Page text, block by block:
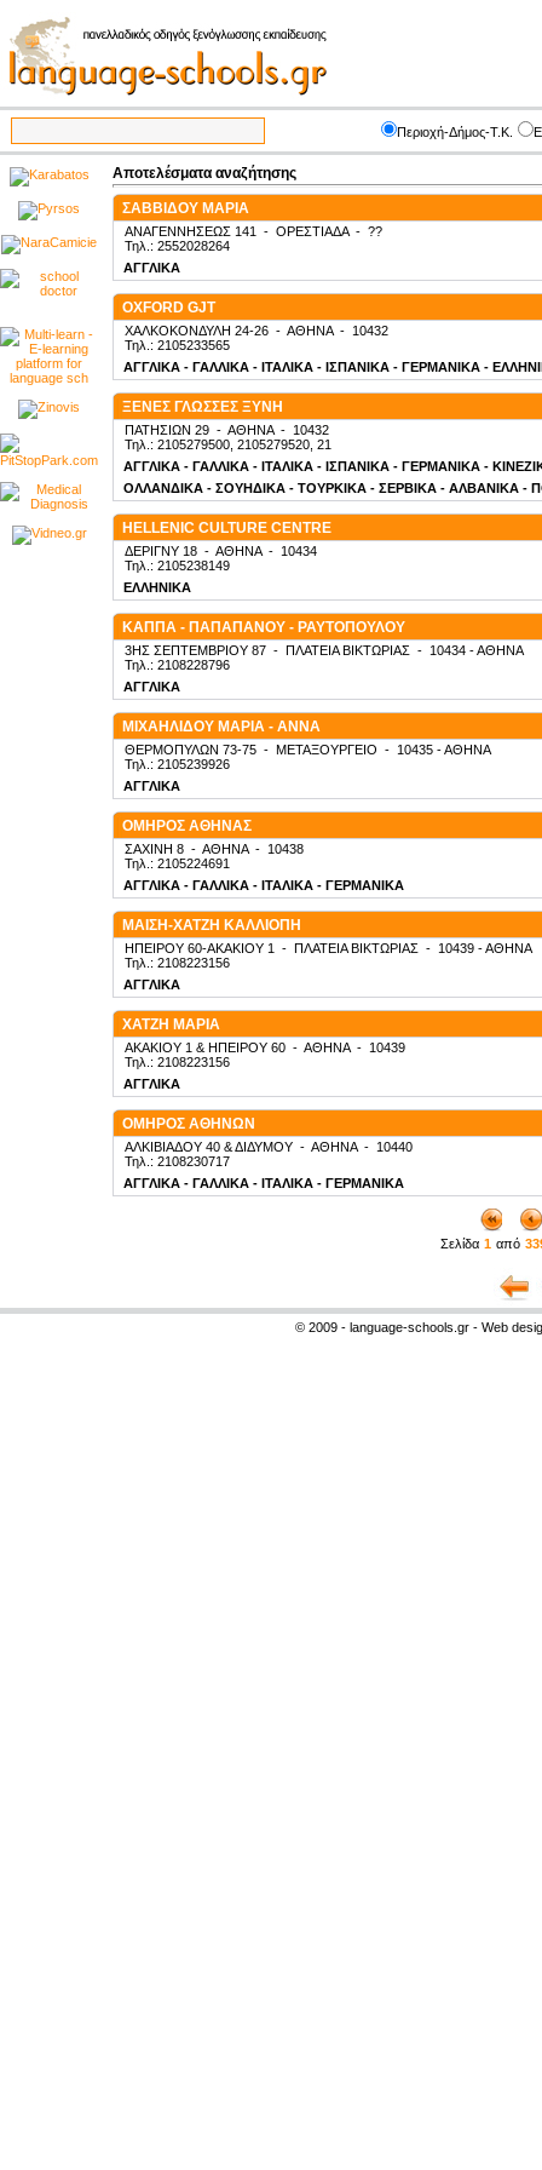
Περιοχή-Δήμος-Τ.Κ.
Αποτελέσματα αναζήτησης
ΣΑΒΒΙΔΟΥ ΜΑΡΙΑ
ΑΝΑΓΕΝΝΗΣΕΩΣ 141 - ΟΡΕΣΤΙΑΔΑ- ??
Τηλ.: 2552028264
ΑΓΓΛΙΚΑ
OXFORD GJT
ΧΑΛΚΟΚΟΝΔΥΛΗ 24-26 - ΑΘΗΝΑ- 10432
Τηλ.: 2105233565
ΑΓΓΛΙΚΑ - ΓΑΛΛΙΚΑ - ΙΤΑΛΙΚΑ - ΙΣΠΑΝΙΚΑ - ΓΕΡΜΑΝΙΚΑ -
ΞΕΝΕΣ ΓΛΩΣΣΕΣ ΞΥΝΗ
ΠΑΤΗΣΙΩΝ 29 - ΑΘΗΝΑ- 10432
Τηλ.: 2105279500, 2105279520, 21
ΑΓΓΛΙΚΑ - ΓΑΛΛΙΚΑ - ΙΤΑΛΙΚΑ - ΙΣΠΑΝΙΚΑ - ΓΕΡΜΑΝΙΚΑ -
ΟΛΛΑΝΔΙΚΑ - ΣΟΥΗΔΙΚΑ - ΤΟΥΡΚΙΚΑ - ΣΕΡΒΙΚΑ - ΑΛΒΑΝΙΚΑ -
HELLENIC CULTURE CENTRE
ΔΕΡΙΓΝΥ 18 - ΑΘΗΝΑ- 10434
Τηλ.: 2105238149
ΕΛΛΗΝΙΚΑ
ΚΑΠΠΑ - ΠΑΠΑΠΑΝΟΥ - ΡΑΥΤΟΠΟΥΛΟΥ
3ΗΣ ΣΕΠΤΕΜΒΡΙΟΥ 87 - ΠΛΑΤΕΙΑ ΒΙΚΤΩΡΙΑΣ - 10434 - ΑΘΗΝΑ
Τηλ.: 2108228796
ΑΓΓΛΙΚΑ
ΜΙΧΑΗΛΙΔΟΥ ΜΑΡΙΑ - ΑΝΝΑ
ΘΕΡΜΟΠΥΛΩΝ 73-75 - ΜΕΤΑΞΟΥΡΓΕΙΟ - 10435 - ΑΘΗΝΑ
Τηλ.: 2105239926
ΑΓΓΛΙΚΑ
ΟΜΗΡΟΣ ΑΘΗΝΑΣ
ΣΑΧΙΝΗ 8 - ΑΘΗΝΑ- 10438
Τηλ.: 2105224691
ΑΓΓΛΙΚΑ - ΓΑΛΛΙΚΑ - ΙΤΑΛΙΚΑ - ΓΕΡΜΑΝΙΚΑ
ΜΑΙΣΗ-ΧΑΤΖΗ ΚΑΛΛΙΟΠΗ
ΗΠΕΙΡΟΥ 60-ΑΚΑΚΙΟΥ 1 - ΠΛΑΤΕΙΑ ΒΙΚΤΩΡΙΑΣ - 10439 - ΑΘΗΝΑ
Τηλ.: 2108223156
ΑΓΓΛΙΚΑ
ΧΑΤΖΗ ΜΑΡΙΑ
ΑΚΑΚΙΟΥ 1 & ΗΠΕΙΡΟΥ 60 - ΑΘΗΝΑ- 10439
Τηλ.: 2108223156
ΑΓΓΛΙΚΑ
ΟΜΗΡΟΣ ΑΘΗΝΩΝ
ΑΛΚΙΒΙΑΔΟΥ 40 & ΔΙΔΥΜΟΥ - ΑΘΗΝΑ- 10440
Τηλ.: 2108230717
ΑΓΓΛΙΚΑ - ΓΑΛΛΙΚΑ - ΙΤΑΛΙΚΑ - ΓΕΡΜΑΝΙΚΑ
Σελίδα 1 από
© 2009 - language-schools.gr - Web